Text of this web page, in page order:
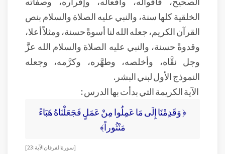
الخلقية كلها سنة، والنبي عليه الصلاة والسلام بنص
القرآن الكريم، جعله الله لنا أسوةً حسنة، ومثلاً أعلا،
وقدوةً حسنة، والنبي عليه الصلاة والسلام الله عزَّ
وجل نقَّاه، وأخلصه، وطهَّره، وكرَّمه، وجعله
النموذج الأول لبني البشر.
الآية الكريمة التي بدأت بها الدرس :
﴿ وَقَدِمْنَا إِلَى مَا عَمِلُوا مِنْ عَمَلٍ فَجَعَلْنَاهُ هَبَاءً
مَنْثُوراً﴾
[ سورة الفرقان الآية: 23]